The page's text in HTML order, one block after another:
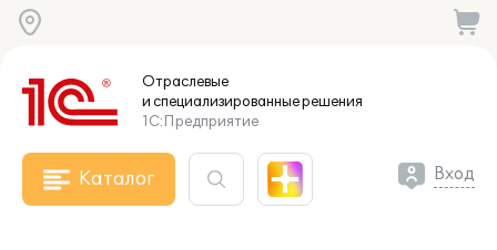
Отраслевые
и специализированныерешения
1С:Предприятие
Каталог Вход